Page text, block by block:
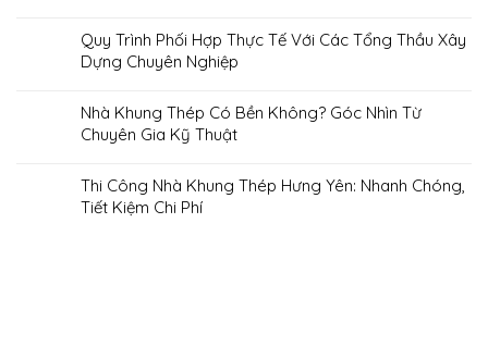
Quy Trình Phối Hợp Thực Tế Với Các Tổng Thầu Xây
Dựng Chuyên Nghiệp
Nhà Khung Thép Có Bền Không? Góc Nhìn Từ
Chuyên Gia Kỹ Thuật
Thi Công Nhà Khung Thép Hưng Yên: Nhanh Chóng,
Tiết Kiệm Chi Phí